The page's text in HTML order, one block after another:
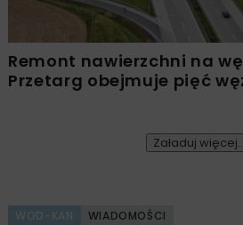
Remont nawierzchni na
Przetarg obejmuje pięć
Załaduj
WOD-KAN WIADOMOŚCI